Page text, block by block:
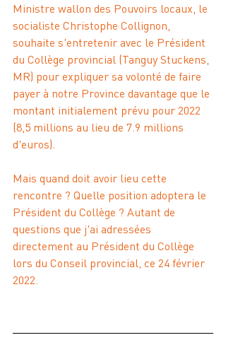
Ministre wallon des Pouvoirs locaux, le
socialiste Christophe Collignon,
souhaite s'entretenir avec le Président
du Collège provincial (Tanguy Stuckens,
MR) pour expliquer sa volonté de faire
payer à notre Province davantage que le
montant initialement prévu pour 2022
(8,5 millions au lieu de 7.9 millions
d'euros).
Mais quand doit avoir lieu cette
rencontre ? Quelle position adoptera le
Président du Collège ? Autant de
questions que j'ai adressées
directement au Président du Collège
lors du Conseil provincial, ce 24 février
2022.